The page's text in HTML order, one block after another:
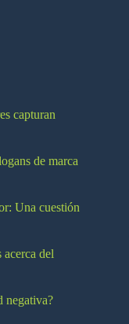
capturan
de marca
Una cuestión
acerca del
negativa?